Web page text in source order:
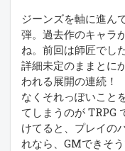
ジーンズを軸に進ん
弾。過去作のキャラ
ね。前回は師匠でし
詳細未定のままとに
われる展開の連続！
なくそれっぽいこと
てしまうのが TRPG
けてると、プレイの
れなら、GMできそう